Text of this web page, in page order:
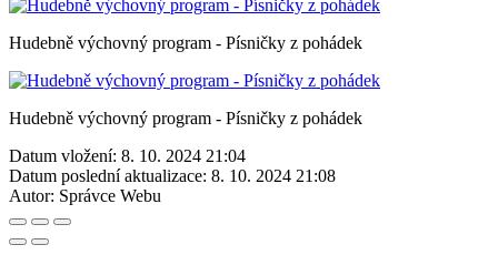
Hudebně výchovný program - Písničky z pohádek
Hudebně výchovný program - Písničky z pohádek
Datum vložení: 8. 10. 2024 21:04
Datum poslední aktualizace: 8. 10. 2024 21:08
Autor: Správce Webu